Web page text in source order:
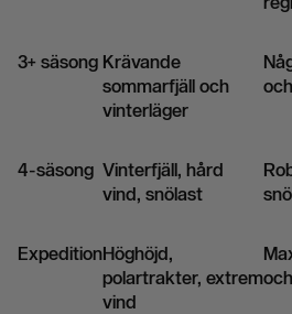
3+ säsong Krävande
sommarfjäll och
vinterläger
4-säsong Vinterfjäll, hård
vind, snölast
ExpeditionHöghöjd,
polartrakter, extrem
vind